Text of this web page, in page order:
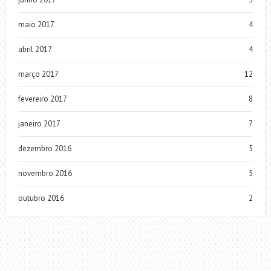
maio 2017 4
abril 2017 4
março 2017 12
fevereiro 2017 8
janeiro 2017 7
dezembro 2016 5
novembro 2016 5
outubro 2016 2